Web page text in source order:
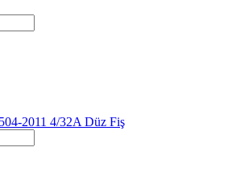
2011 4/32A Düz Fiş